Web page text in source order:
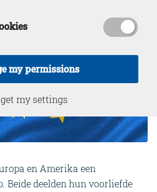
en Amerika een
Beide deelden hun voorliefde
my permissions
my settings